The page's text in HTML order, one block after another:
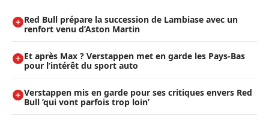
Red Bull prépare la succession de Lambiase avec un
renfort venu d’Aston Martin
Et après Max ? Verstappen met en garde les Pays-Bas
pour l’intérêt du sport auto
Verstappen mis en garde pour ses critiques envers Red
Bull ’qui vont parfois trop loin’